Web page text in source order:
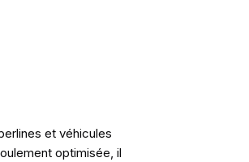
et véhicules
optimisée, il